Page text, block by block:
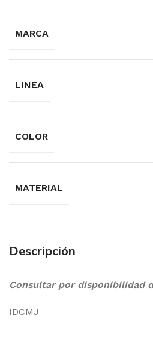
MARCA
LINEA
COLOR
MATERIAL
Descripción
Consultar por disponibilidad
IDCMJ